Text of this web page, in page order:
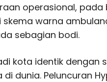
operasional,
warna
sebagian bodi.
kota identik dengan
dunia. Peluncuran